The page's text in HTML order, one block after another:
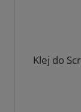
Klej do